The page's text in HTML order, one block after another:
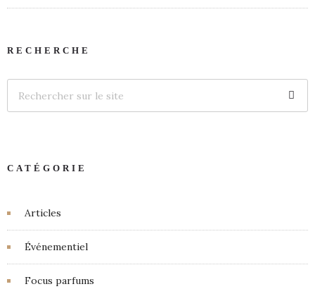
RECHERCHE
CATÉGORIE
Articles
Événementiel
Focus parfums